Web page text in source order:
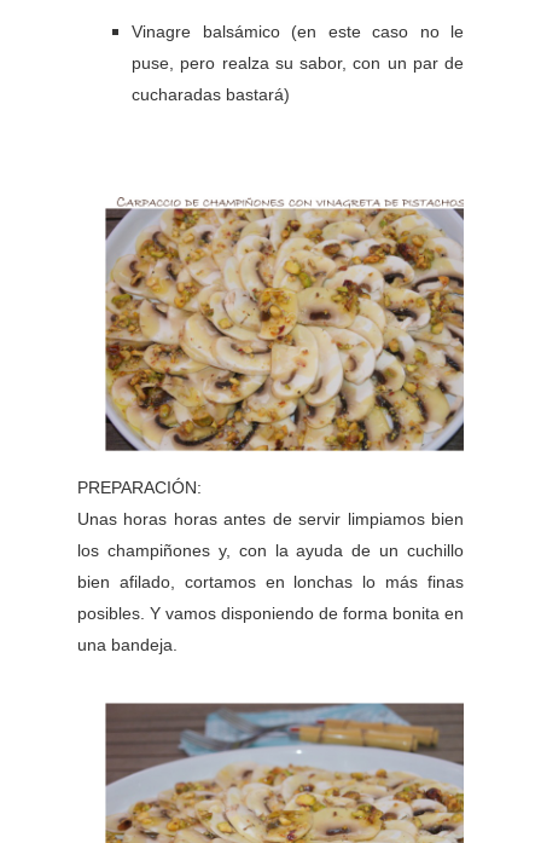
Vinagre balsámico (en este caso no le
puse, pero realza su sabor, con un par de
cucharadas bastará)
PREPARACIÓN:
Unas horas horas antes de servir limpiamos bien
los champiñones y, con la ayuda de un cuchillo
bien afilado, cortamos en lonchas lo más finas
posibles. Y vamos disponiendo de forma bonita en
una bandeja.